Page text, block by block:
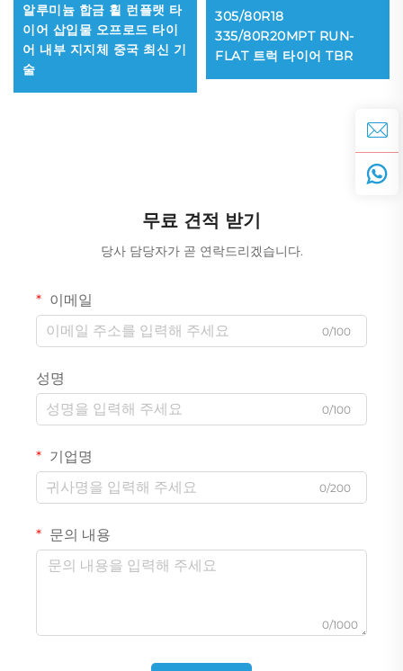
알루미늄 합금 휠 런플랫 타
이어 삽입물 오프로드 타이
어 내부 지지체 중국 최신 기
술
305/80R18
335/80R20MPT RUN-
FLAT 트럭 타이어 TBR
무료 견적 받기
당사 담당자가 곧 연락드리겠습니다.
이메일
0/100
성명
0/100
기업명
0/200
문의 내용
0/1000